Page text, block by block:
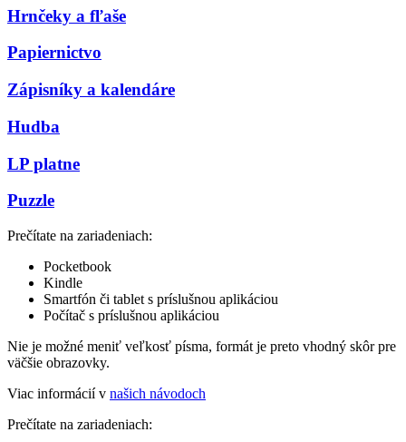
Hrnčeky a fľaše
Papiernictvo
Zápisníky a kalendáre
Hudba
LP platne
Puzzle
Prečítate na zariadeniach:
Pocketbook
Kindle
Smartfón či tablet s príslušnou aplikáciou
Počítač s príslušnou aplikáciou
Nie je možné meniť veľkosť písma, formát je preto vhodný skôr pre
väčšie obrazovky.
Viac informácií v našich návodoch
Prečítate na zariadeniach: